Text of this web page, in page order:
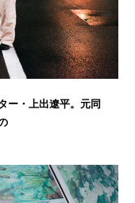
ー・上出遼平。元同